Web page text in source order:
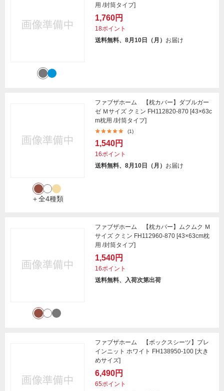
用 /封筒タイプ]
1,760円
18ポイント
送料無料、8月10日（月） お届け
＋全4種類
ファブザホーム 【枕カバー】ダブルガー
ゼ Ｍサイズ クミン FH112820-870 [43×63c
m枕用 /封筒タイプ]
(1)
1,540円
16ポイント
送料無料、8月10日（月） お届け
ファブザホーム 【枕カバー】ムクムク Ｍ
サイズ クミン FH112960-870 [43×63cm枕
用 /封筒タイプ]
1,540円
16ポイント
送料無料、入荷次第出荷
ファブザホーム 【ボックスシーツ】プレ
インニット ホワイト FH138950-100 [大き
めサイズ]
6,490円
65ポイント